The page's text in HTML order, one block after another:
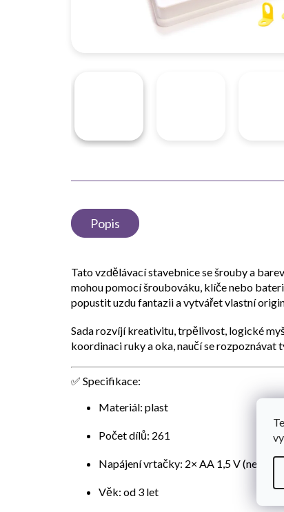
Popis
Tatovzdělávací stavebnice se šrouby a
mohou pomocí šroubováku, klíče nebo
popustit uzdu fantazii a vytvářet vlastní
Sada rozvíjíkreativitu, trpělivost, logické
koordinaci ruky a oka, naučí se rozpoznávat
✅ Specifikace:
Materiál: plast
Počet dílů: 261
Napájení vrtačky: 2× AA 1,5 V (nejsou
Věk: od 3 let